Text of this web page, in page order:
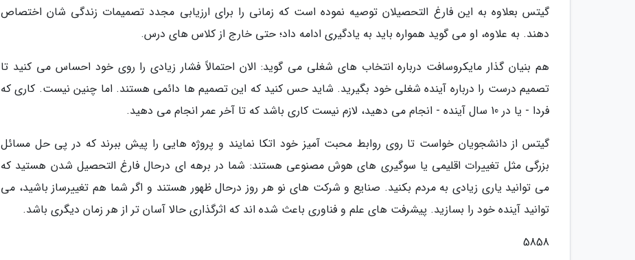
گیتس بعلاوه به این فارغ التحصیلان توصیه نموده است که زمانی را برای ارزیابی مجدد تصمیمات زندگی شان اختصاص
دهند. به علاوه، او می گوید همواره باید به یادگیری ادامه داد؛ حتی خارج از کلاس های درس.
هم بنیان گذار مایکروسافت درباره انتخاب های شغلی می گوید: الان احتمالاً فشار زیادی را روی خود احساس می کنید تا
تصمیم درست را درباره آینده شغلی خود بگیرید. شاید حس کنید که این تصمیم ها دائمی هستند. اما چنین نیست. کاری که
فردا - یا در 10 سال آینده - انجام می دهید، لازم نیست کاری باشد که تا آخر عمر انجام می دهید.
گیتس از دانشجویان خواست تا روی روابط محبت آمیز خود اتکا نمایند و پروژه هایی را پیش ببرند که در پی حل مسائل
بزرگی مثل تغییرات اقلیمی یا سوگیری های هوش مصنوعی هستند: شما در برهه ای درحال فارغ التحصیل شدن هستید که
می توانید یاری زیادی به مردم بکنید. صنایع و شرکت های نو هر روز درحال ظهور هستند و اگر شما هم تغییرساز باشید، می
توانید آینده خود را بسازید. پیشرفت های علم و فناوری باعث شده اند که اثرگذاری حالا آسان تر از هر زمان دیگری باشد.
5858